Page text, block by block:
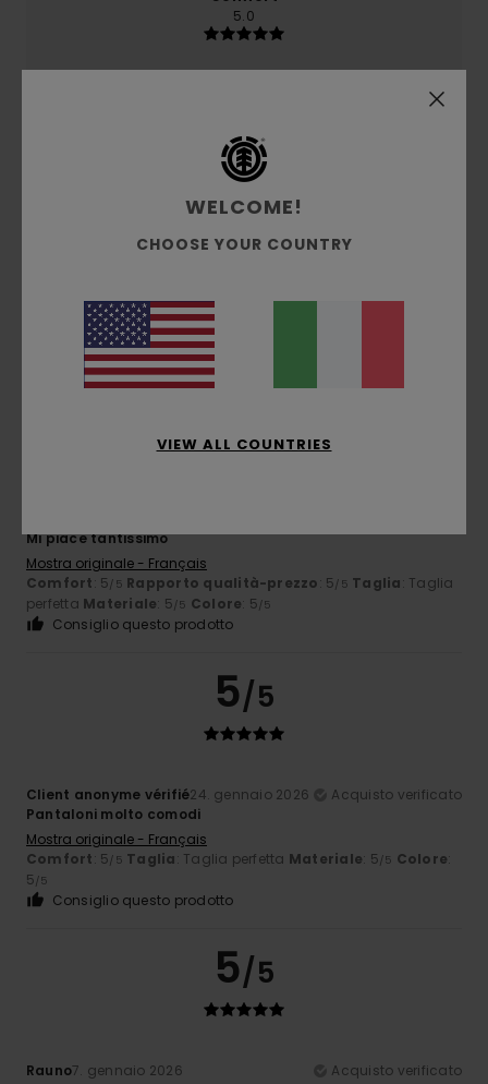
5.0
Troppo grande
Mi piace tantissimo
Mostra originale - Français
Comfort: 5/5 Rapporto qualità-prezzo: 5/5 Taglia: Taglia
perfetta Materiale: 5/5 Colore: 5/5
Consiglio questo prodotto
5/5
Client anonyme vérifié24. gennaio 2026
Acquisto verificato
Pantaloni molto comodi
Mostra originale - Français
Comfort: 5/5 Taglia: Taglia perfetta Materiale: 5/5 Colore:
5/5
Consiglio questo prodotto
5/5
Rauno7. gennaio 2026
Acquisto verificato
WELCOME!
CHOOSE YOUR COUNTRY
VIEW ALL COUNTRIES